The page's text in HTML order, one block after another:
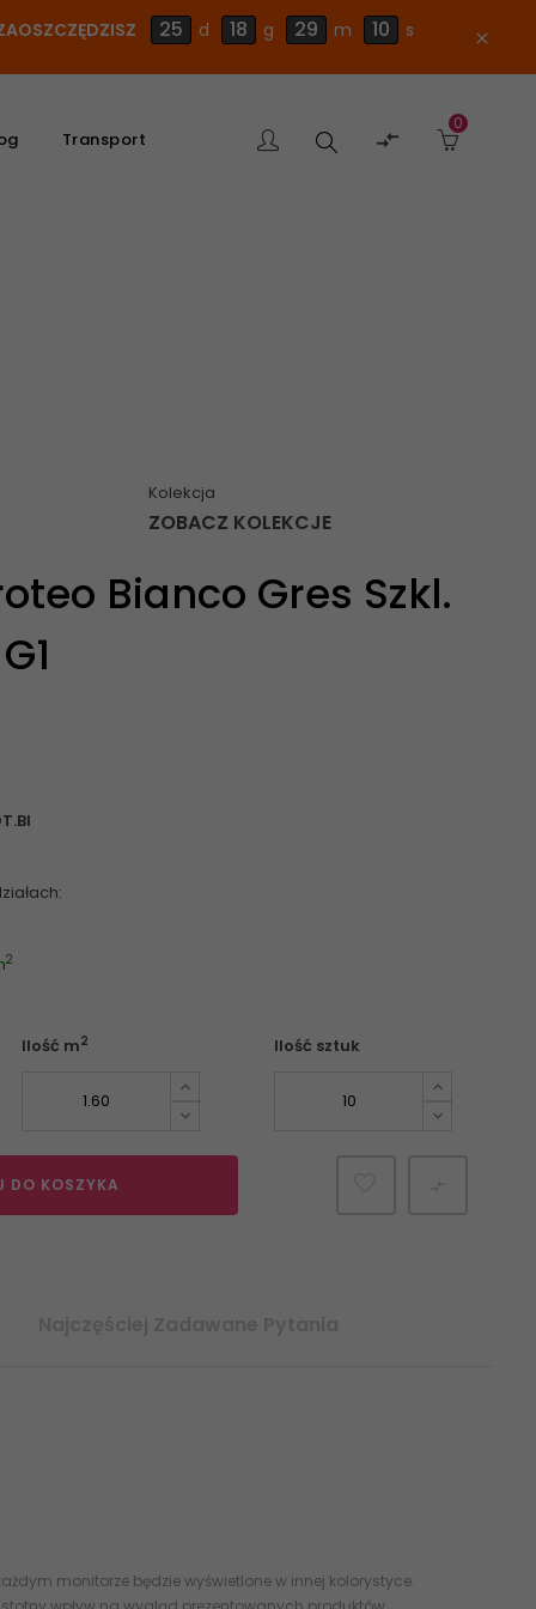
25 d 18 g 29 m 10 s close
Transport Szukaj 
0
Kolekcja
ZOBACZ KOLEKCJE
Bianco Gres Szkl.
2
Ilość m2 Ilość sztuk
DO KOSZYKA
monitorze będzie wyświetlone w innej kolorystyce.